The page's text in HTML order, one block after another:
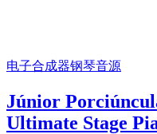
电子合成器钢琴音源
Júnior
Ultimate Stage